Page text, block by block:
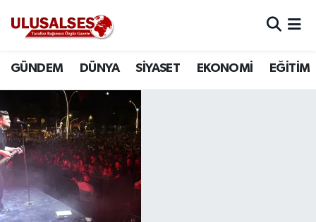
GÜNDEM DÜNYA SİYASET EKONOMİ EĞİTİM
DÜNYA
SİYASET
EKONOMİ
EĞİTİM
Trafik Durumu
Süper Lig Puan Durumu ve Fikstür
Tüm Manşetler
Son Dakika Haberleri